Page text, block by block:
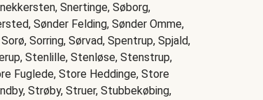
Snertinge, Søborg,
Sønder Felding, Sønder Omme,
Sorring, Sørvad, Spentrup, Spjald,
Stenlille, Stenløse, Stenstrup,
Fuglede, Store Heddinge, Store
Strøby, Struer, Stubbekøbing,